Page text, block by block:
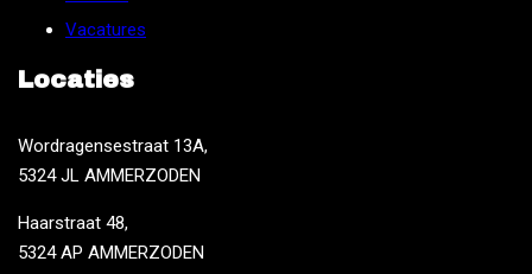
Vacatures
Locaties
Wordragensestraat 13A,
5324 JL AMMERZODEN
Haarstraat 48,
5324 AP AMMERZODEN